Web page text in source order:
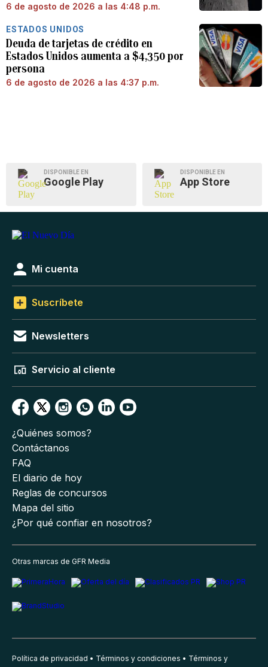
6 de agosto de 2026 a las 4:48 p.m.
ESTADOS UNIDOS
Deuda de tarjetas de crédito en
Estados Unidos aumenta a $4,350 por
persona
6 de agosto de 2026 a las 4:37 p.m.
DISPONIBLE EN
Google Play
DISPONIBLE EN
App Store
Mi cuenta
Suscríbete
Newsletters
Servicio al cliente
¿Quiénes somos?
Contáctanos
FAQ
El diario de hoy
Reglas de concursos
Mapa del sitio
¿Por qué confiar en nosotros?
Otras marcas de GFR Media
Política de privacidad Términos y condiciones Términos y